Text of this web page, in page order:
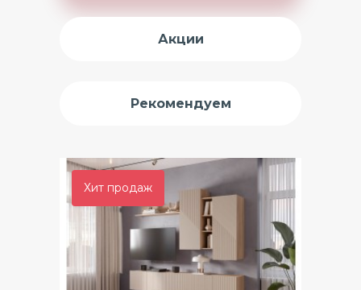
Акции
Рекомендуем
Хит продаж